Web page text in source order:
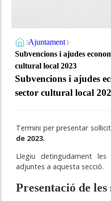
Ajuntament
Subvencions i ajudes
cultural local 2023
Subvencions i ajudes
sector cultural local
Termini per presentar
de 2023.
Llegiu detingudament
adjuntes a aquesta secció.
Presentació de